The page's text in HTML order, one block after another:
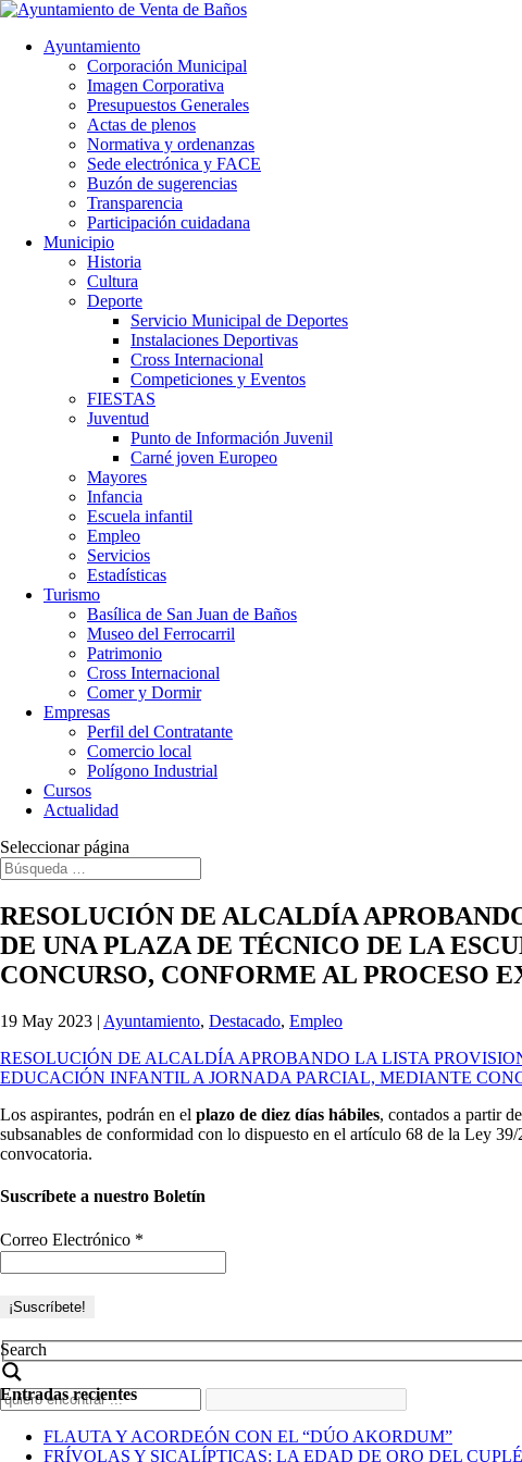
Ayuntamiento
Corporación Municipal
Imagen Corporativa
Presupuestos Generales
Actas de plenos
Normativa y ordenanzas
Sede electrónica y FACE
Buzón de sugerencias
Transparencia
Participación cuidadana
Municipio
Historia
Cultura
Deporte
Servicio Municipal de Deportes
Instalaciones Deportivas
Cross Internacional
Competiciones y Eventos
FIESTAS
Juventud
Punto de Información Juvenil
Carné joven Europeo
Mayores
Infancia
Escuela infantil
Empleo
Servicios
Estadísticas
Turismo
Basílica de San Juan de Baños
Museo del Ferrocarril
Patrimonio
Cross Internacional
Comer y Dormir
Empresas
Perfil del Contratante
Comercio local
Polígono Industrial
Cursos
Actualidad
Seleccionar página
RESOLUCIÓN DE ALCALDÍA
DE UNA PLAZA DE TÉCNICO DE LA
CONCURSO, CONFORME AL PROCESO
19 May 2023 | Ayuntamiento, Destacado, Empleo
RESOLUCIÓN DE ALCALDÍA APROBANDO LA LISTA
EDUCACIÓN INFANTIL A JORNADA PARCIAL, MEDIANTE
Los aspirantes, podrán en el plazo de diez días hábiles, contados a partir
subsanables de conformidad con lo dispuesto en el artículo 68 de la Ley
convocatoria.
Suscríbete a nuestro Boletín
Correo Electrónico *
Search
Entradas recientes
FLAUTA Y ACORDEÓN CON EL “DÚO AKORDUM”
FRÍVOLAS Y SICALÍPTICAS: LA EDAD DE ORO DEL CUPLÉ